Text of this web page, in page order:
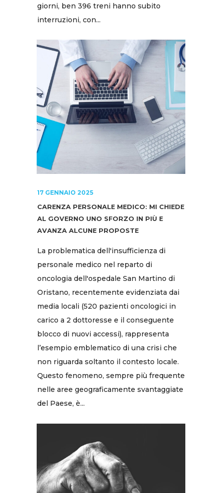
giorni, ben 396 treni hanno subito
interruzioni, con...
17 GENNAIO 2025
CARENZA PERSONALE MEDICO: MI CHIEDE
AL GOVERNO UNO SFORZO IN PIÙ E
AVANZA ALCUNE PROPOSTE
La problematica dell'insufficienza di
personale medico nel reparto di
oncologia dell'ospedale San Martino di
Oristano, recentemente evidenziata dai
media locali (520 pazienti oncologici in
carico a 2 dottoresse e il conseguente
blocco di nuovi accessi), rappresenta
l’esempio emblematico di una crisi che
non riguarda soltanto il contesto locale.
Questo fenomeno, sempre più frequente
nelle aree geograficamente svantaggiate
del Paese, è...